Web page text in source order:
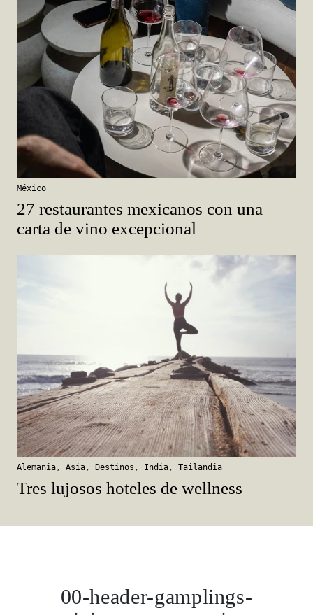
México
27 restaurantes mexicanos con una
carta de vino excepcional
Alemania, Asia, Destinos , India, Tailandia
Tres lujosos hoteles de wellness
00-header-gamplings-